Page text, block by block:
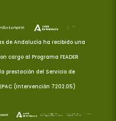
de Andalucía ha recibido una
cargo al Programa FEADER
prestación del Servicio de
(Intervención 7202.05)